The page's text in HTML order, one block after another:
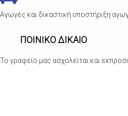
Αγωγές και δικαστική υποστήριξη
ΠΟΙΝΙΚΟ ΔΙΚΑΙΟ
Το γραφείο μας ασχολείται και